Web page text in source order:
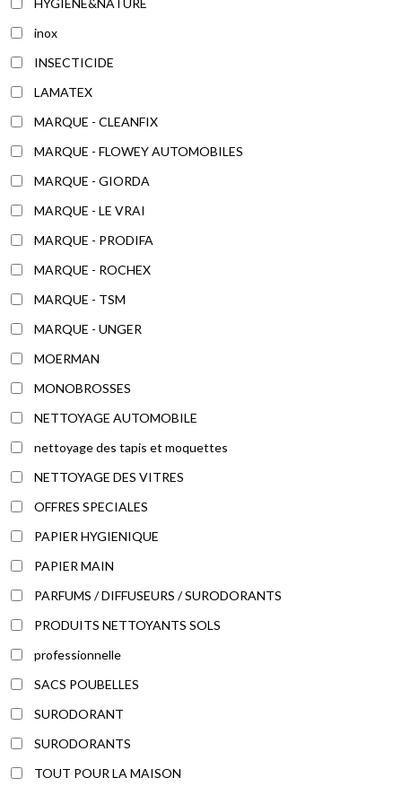
HYGIENE&NATURE
inox
INSECTICIDE
LAMATEX
MARQUE - CLEANFIX
MARQUE - FLOWEY AUTOMOBILES
MARQUE - GIORDA
MARQUE - LE VRAI
MARQUE - PRODIFA
MARQUE - ROCHEX
MARQUE - TSM
MARQUE - UNGER
MOERMAN
MONOBROSSES
NETTOYAGE AUTOMOBILE
nettoyage des tapis et moquettes
NETTOYAGE DES VITRES
OFFRES SPECIALES
PAPIER HYGIENIQUE
PAPIER MAIN
PARFUMS / DIFFUSEURS / SURODORANTS
PRODUITS NETTOYANTS SOLS
professionnelle
SACS POUBELLES
SURODORANT
SURODORANTS
TOUT POUR LA MAISON